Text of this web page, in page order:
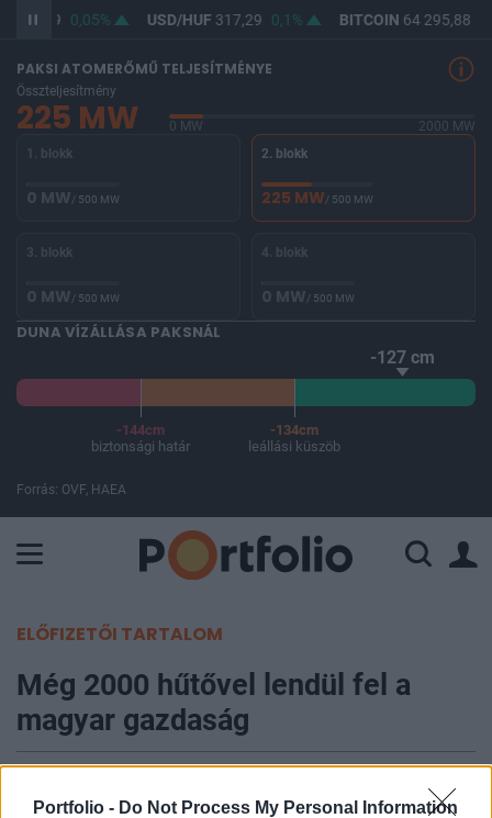
Portfolio - Do Not Process My Personal Information
365,59 0,05% USD/HUF 317,29 0,1% BITCOIN 64 295,88
PAKSI ATOMERŐMŰ TELJESÍTMÉNYE
Összteljesítmény
225 MW 0 MW
2000 MW
1. blokk
0 MW/ 500 MW
2. blokk
225 MW/ 500 MW
3. blokk
0 MW/ 500 MW
4. blokk
0 MW/ 500 MW
DUNA VÍZÁLLÁSA PAKSNÁL
-127 cm
-144cm
biztonsági határ
-134cm
leállási küszöb
Forrás: OVF, HAEA
ELŐFIZETŐI TARTALOM
Még 2000 hűtővel lendül fel a
magyar gazdaság
2014. december 15. 15:16